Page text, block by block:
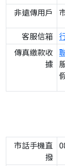
非遠傳用戶
客服信箱
傳真繳款收
據
市話手機直
撥